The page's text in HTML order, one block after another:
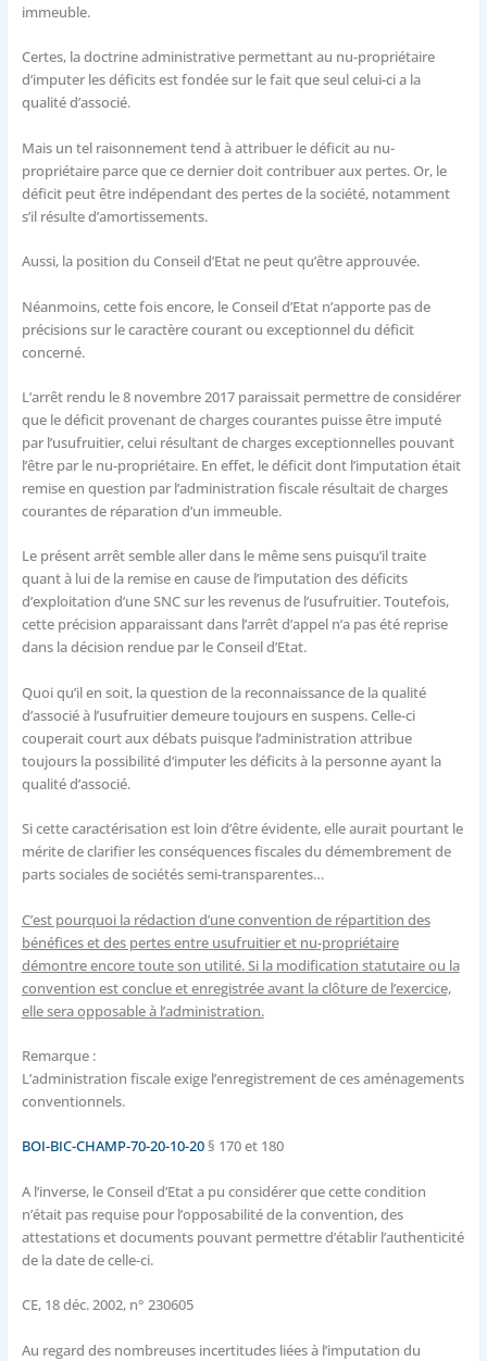
immeuble.
Certes, la doctrine administrative permettant au nu-propriétaire
d’imputer les déficits est fondée sur le fait que seul celui-ci a la
qualité d’associé.
Mais un tel raisonnement tend à attribuer le déficit au nu-
propriétaire parce que ce dernier doit contribuer aux pertes. Or, le
déficit peut être indépendant des pertes de la société, notamment
s’il résulte d’amortissements.
Aussi, la position du Conseil d’Etat ne peut qu’être approuvée.
Néanmoins, cette fois encore, le Conseil d’Etat n’apporte pas de
précisions sur le caractère courant ou exceptionnel du déficit
concerné.
L’arrêt rendu le 8 novembre 2017 paraissait permettre de considérer
que le déficit provenant de charges courantes puisse être imputé
par l’usufruitier, celui résultant de charges exceptionnelles pouvant
l’être par le nu-propriétaire. En effet, le déficit dont l’imputation était
remise en question par l’administration fiscale résultait de charges
courantes de réparation d’un immeuble.
Le présent arrêt semble aller dans le même sens puisqu’il traite
quant à lui de la remise en cause de l’imputation des déficits
d’exploitation d’une SNC sur les revenus de l’usufruitier. Toutefois,
cette précision apparaissant dans l’arrêt d’appel n’a pas été reprise
dans la décision rendue par le Conseil d’Etat.
Quoi qu’il en soit, la question de la reconnaissance de la qualité
d’associé à l’usufruitier demeure toujours en suspens. Celle-ci
couperait court aux débats puisque l’administration attribue
toujours la possibilité d’imputer les déficits à la personne ayant la
qualité d’associé.
Si cette caractérisation est loin d’être évidente, elle aurait pourtant le
mérite de clarifier les conséquences fiscales du démembrement de
parts sociales de sociétés semi-transparentes…
C’est pourquoi la rédaction d’une convention de répartition des
bénéfices et des pertes entre usufruitier et nu-propriétaire
démontre encore toute son utilité. Si la modification statutaire ou la
convention est conclue et enregistrée avant la clôture de l’exercice,
elle sera opposable à l’administration.
Remarque :
L’administration fiscale exige l’enregistrement de ces aménagements
conventionnels.
BOI-BIC-CHAMP-70-20-10-20§ 170 et 180
A l’inverse, le Conseil d’Etat a pu considérer que cette condition
n’était pas requise pour l’opposabilité de la convention, des
attestations et documents pouvant permettre d’établir l’authenticité
de la date de celle-ci.
CE, 18 déc. 2002, n° 230605
Au regard des nombreuses incertitudes liées à l’imputation du